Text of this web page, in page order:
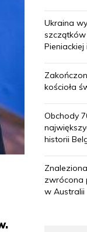
Ukraina
Pieniackiej
kościoła
Obchody
historii
zwrócona
w Australii